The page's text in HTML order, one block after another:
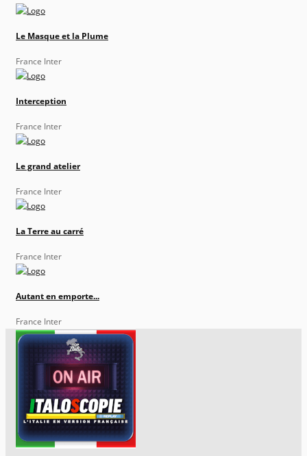
Le Masque et la Plume
France Inter
Interception
France Inter
Le grand atelier
France Inter
La Terre au carré
France Inter
Autant en emporte...
France Inter